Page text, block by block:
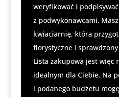
weryfikować i
z podwykonawcami.
kwiaciarnię, która
florystyczne i
Lista zakupowa jest więc
idealnym dla Ciebie. Na
i podanego budżetu